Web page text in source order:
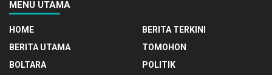
MENU UTAMA
HOME
BERITA TERKINI
BERITA UTAMA
TOMOHON
BOLTARA
POLITIK